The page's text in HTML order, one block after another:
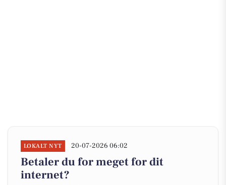
LOKALT NYT 20-07-2026 06:02
Betaler du for meget for dit
internet?